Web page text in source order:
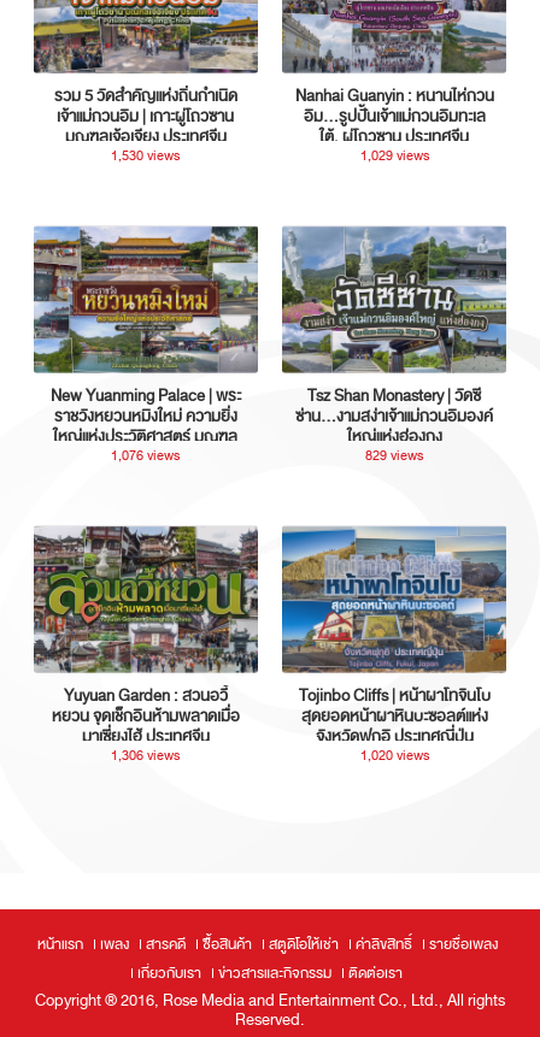
รวม 5 วัดสำคัญแห่งถิ่นกำเนิด
เจ้าแม่กวนอิม | เกาะผู่โถวซาน
มณฑลเจ้อเจียง ประเทศจีน
1,530 views
Nanhai Guanyin : หนานไห่กวน
อิม...รูปปั้นเจ้าแม่กวนอิมทะเล
ใต้, ผู่โถวซาน ประเทศจีน
1,029 views
New Yuanming Palace | พระ
ราชวังหยวนหมิงใหม่ ความยิ่ง
ใหญ่แห่งประวัติศาสตร์ มณฑล
กวางตุ้ง ประเทศจีน
1,076 views
Tsz Shan Monastery | วัดซี
ซ่าน…งามสง่าเจ้าแม่กวนอิมองค์
ใหญ่แห่งฮ่องกง
829 views
Yuyuan Garden : สวนอวี้
หยวน จุดเช็กอินห้ามพลาดเมื่อ
มาเซี่ยงไฮ้ ประเทศจีน
1,306 views
Tojinbo Cliffs | หน้าผาโทจินโบ
สุดยอดหน้าผาหินบะซอลต์แห่ง
จังหวัดฟุกุอิ ประเทศญี่ปุ่น
1,020 views
หน้าแรก เพลง สารคดี ซื้อสินค้า สตูดิโอให้เช่า ค่าลิขสิทธิ์
รายชื่อเพลง
เกี่ยวกับเรา
ข่าวสารและกิจกรรม ติดต่อเรา
Copyright ® 2016, Rose Media and Entertainment Co., Ltd., All rights
Reserved.